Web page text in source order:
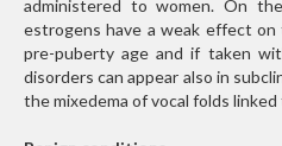
administered to women. On
estrogens have a weak effect on
pre-puberty age and if taken
disorders can appear also in
the mixedema of vocal folds